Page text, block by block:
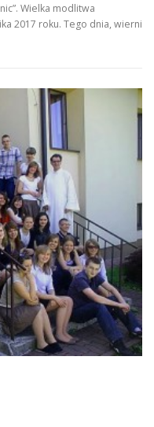
Wielka modlitwa
2017 roku. Tego dnia, wierni